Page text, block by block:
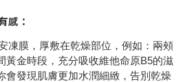
感：
凍膜，厚敷在乾燥部位，例如：兩頰
黃金時段，充分吸收維他命原B5的滋
會發現肌膚更加水潤細緻，告別乾燥